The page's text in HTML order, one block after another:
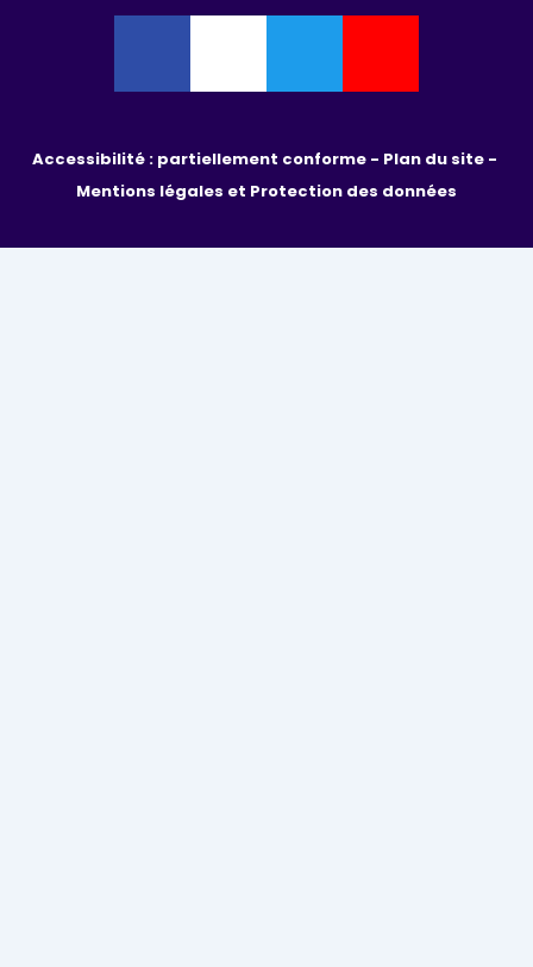
Accessibilité : partiellement conforme -
Mentions légales et Protection des données